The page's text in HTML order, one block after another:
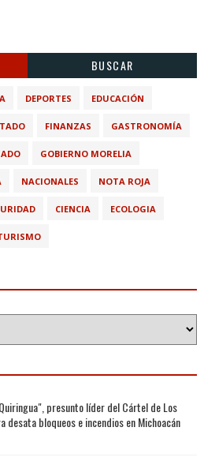
BUSCAR
DEPORTES EDUCACIÓN
FINANZAS GASTRONOMÍA
GOBIERNO MORELIA
NACIONALES NOTA ROJA
CIENCIA ECOLOGIA
presunto líder del Cártel de Los
desata bloqueos e incendios en Michoacán